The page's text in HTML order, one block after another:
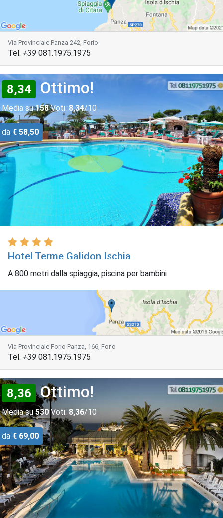
Via Provinciale Panza 242, Forio
Tel. +39 081.1975.1975
8,34 Ottimo!
Media su158Voti: 8,34/10
da € 58,50
Hotel Terme Galidon Ischia
A 800 metri dalla spiaggia, piscina per bambini
Via Provinciale Forio Panza, 166, Forio
Tel. +39 081.1975.1975
8,36 Ottimo!
Media su 530 Voti: 8,36/10
da € 69,00